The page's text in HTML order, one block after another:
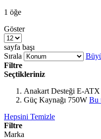
1 öğe
Göster
sayfa başı
Sırala
Filtre
Seçtikleriniz
Anakart Desteği E-ATX
Güç Kaynağı 750W Bu
Hepsini Temizle
Filtre
Marka